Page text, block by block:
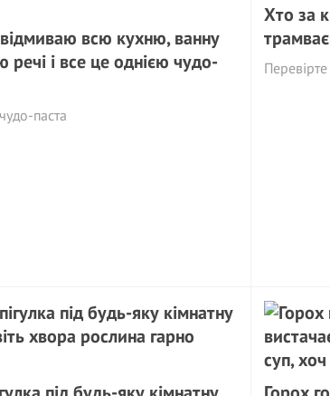
всю кухню, ванну
речі і все це однією чудо-
паста
Хто за